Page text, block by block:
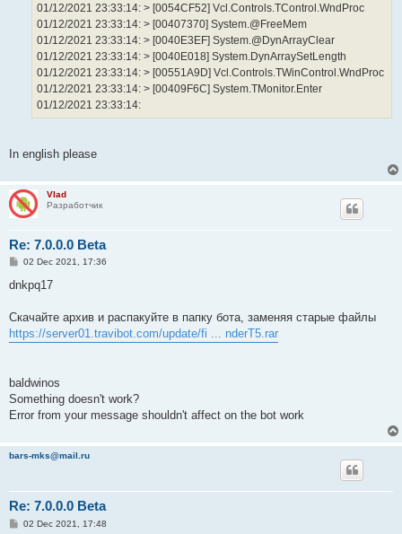
01/12/2021 23:33:14: > [0054CF52] Vcl.Controls.TControl.WndProc
01/12/2021 23:33:14: > [00407370] System.@FreeMem
01/12/2021 23:33:14: > [0040E3EF] System.@DynArrayClear
01/12/2021 23:33:14: > [0040E018] System.DynArraySetLength
01/12/2021 23:33:14: > [00551A9D] Vcl.Controls.TWinControl.WndProc
01/12/2021 23:33:14: > [00409F6C] System.TMonitor.Enter
01/12/2021 23:33:14:
In english please
Vlad
Разработчик
Re: 7.0.0.0 Beta
P
s
02 Dec 2021, 17:36
dnkpq17
Скачайте архив и распакуйте в папку бота, заменяя старые файлы
https://server01.travibot.com/update/fi ... nderT5.rar
baldwinos
Something doesn't work?
Error from your message shouldn't affect on the bot work
bars-mks@mail.ru
Re: 7.0.0.0 Beta
P02 Dec 2021, 17:48